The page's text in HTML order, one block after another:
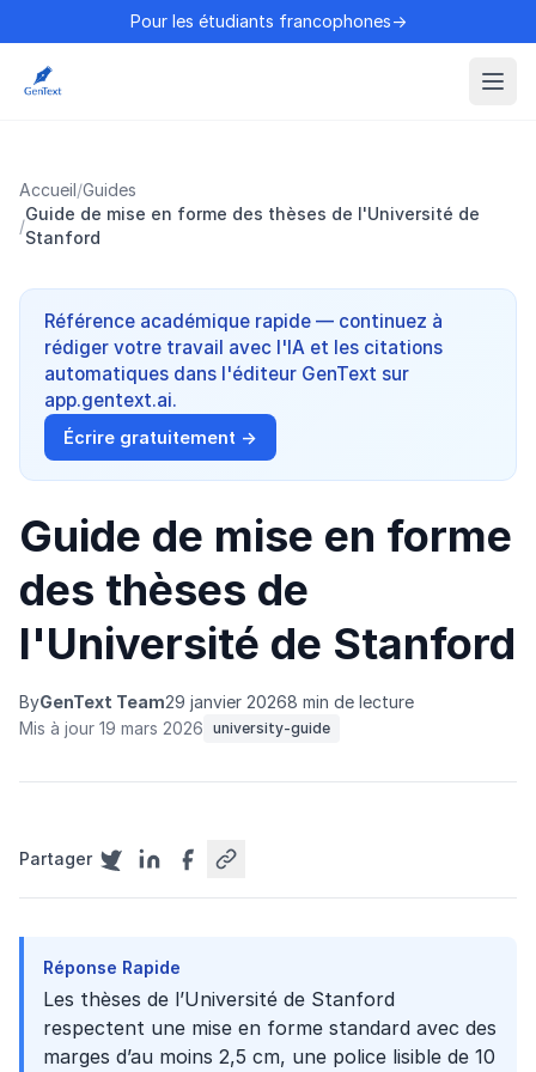
Pour les étudiants francophones→
Accueil/Guides
/
Guide de mise en forme des thèses de l'Université de
Stanford
Référence académique rapide — continuez à
rédiger votre travail avec l'IA et les citations
automatiques dans l'éditeur GenText sur
app.gentext.ai.
Écrire gratuitement →
Guide de mise en forme
des thèses de
l'Université de Stanford
ByGenText Team29 janvier 20268 min de lecture
Mis à jour 19 mars 2026 university-guide
Partager
Réponse Rapide
Les thèses de l’Université de Stanford
respectent une mise en forme standard avec des
marges d’au moins 2,5 cm, une police lisible de 10